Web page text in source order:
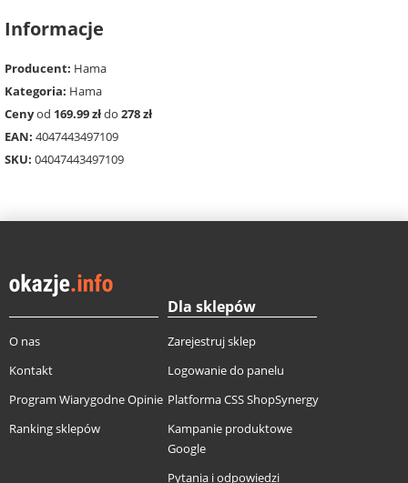
Informacje
Producent: Hama
Kategoria: Hama
Cenyod 169.99 złdo 278 zł
EAN: 4047443497109
SKU: 04047443497109
O nas
Kontakt
Program Wiarygodne Opinie
Ranking sklepów
Dla sklepów
Zarejestruj sklep
Logowanie do panelu
Platforma CSS ShopSynergy
Kampanie produktowe
Google
Pytania i odpowiedzi